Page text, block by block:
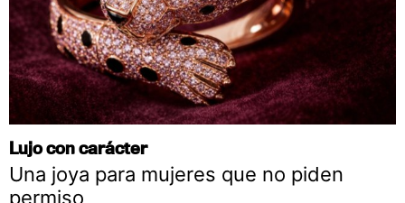
Lujo con carácter
Una joya para mujeres que no piden
permiso